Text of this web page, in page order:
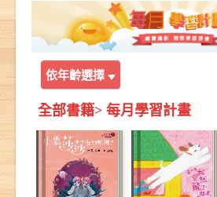
依年齡選擇
全部書籍> 每月學習計畫